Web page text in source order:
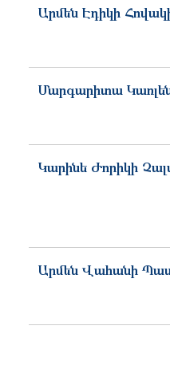
Արմեն Էդիկի
Մարգարիտա
Կարինե Ժորիկի
Արմեն Վահանի